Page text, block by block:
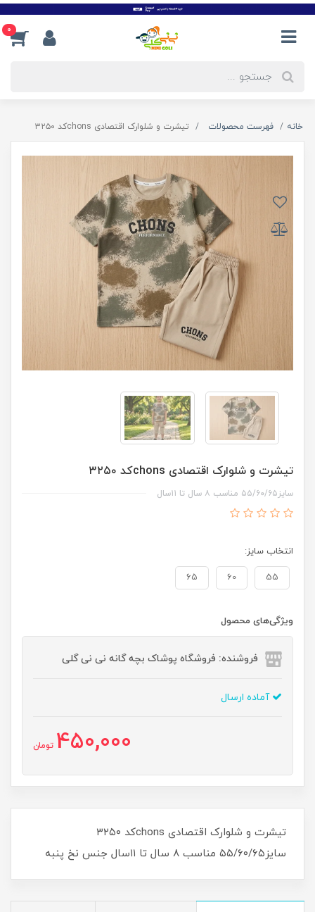
0
خانه فهرست محصولات تیشرت و شلوارک اقتصادی chonsکد ۳۲۵۰
تیشرت و شلوارک اقتصادی chonsکد ۳۲۵۰
سایز۵۵/۶۰/۶۵ مناسب ۸ سال تا ۱۱سال
انتخاب سایز:
55
60
65
ویژگی‌های محصول
فروشنده: فروشگاه پوشاک بچه گانه نی نی گلی
آماده ارسال
450,000 تومان
تیشرت و شلوارک اقتصادی chonsکد ۳۲۵۰
سایز۵۵/۶۰/۶۵ مناسب ۸ سال تا ۱۱سال جنس نخ پنبه